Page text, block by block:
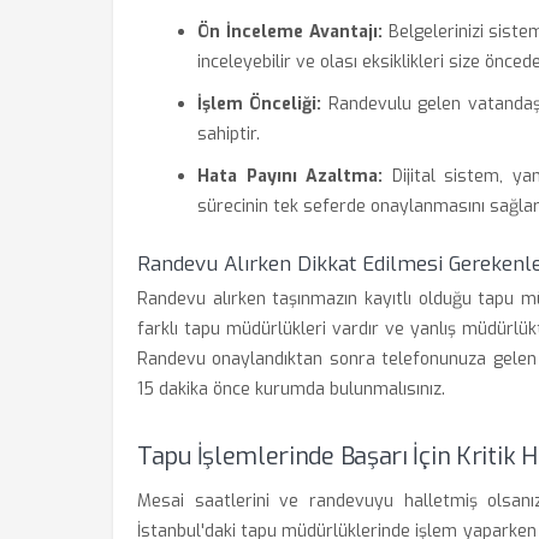
Ön İnceleme Avantajı: Belgelerinizi
inceleyebilir ve olası eksiklikleri size
İşlem Önceliği: Randevulu gelen
sahiptir.
Hata Payını Azaltma: Dijital sistem,
sürecinin tek seferde onaylanmasını
Randevu Alırken Dikkat Edilmesi
Randevu alırken taşınmazın kayıtlı olduğu
farklı tapu müdürlükleri vardır ve yanlış
Randevu onaylandıktan sonra telefonunuza
15 dakika önce kurumda bulunmalısınız.
Tapu İşlemlerinde Başarı İçin Kritik
Mesai saatlerini ve randevuyu halletmiş
İstanbul'daki tapu müdürlüklerinde işlem